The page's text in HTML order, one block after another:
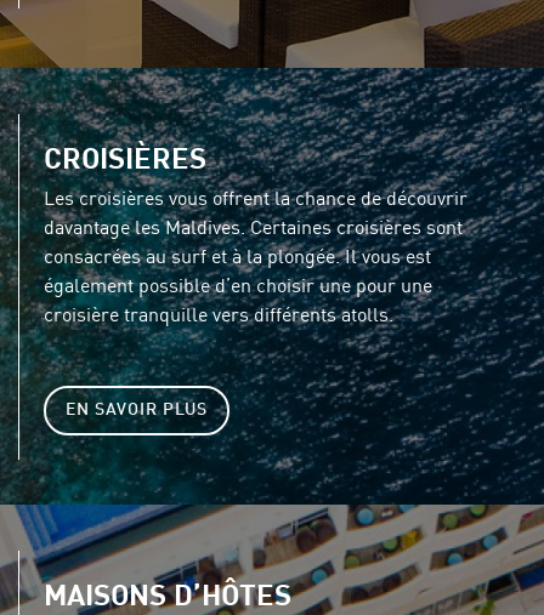
CROISIÈRES
Les croisières vous offrent la chance de découvrir
davantage les Maldives. Certaines croisières sont
consacrées au surf et à la plongée. Il vous est
également possible d’en choisir une pour une
croisière tranquille vers différents atolls.
EN SAVOIR PLUS
MAISONS D’HÔTES